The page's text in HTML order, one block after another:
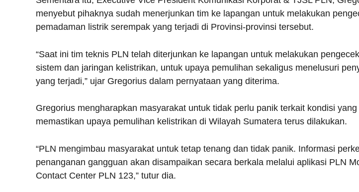
menyebut pihaknya sudah menerjunkan tim ke lapangan untuk melakukan
pemadaman listrik serempak yang terjadi di Provinsi-provinsi tersebut.
“Saat ini tim teknis PLN telah diterjunkan ke lapangan untuk melakukan
sistem dan jaringan kelistrikan, untuk upaya pemulihan sekaligus menelusuri
yang terjadi,” ujar Gregorius dalam pernyataan yang diterima.
Gregorius mengharapkan masyarakat untuk tidak perlu panik terkait kondisi
memastikan upaya pemulihan kelistrikan di Wilayah Sumatera terus dilakukan.
“PLN mengimbau masyarakat untuk tetap tenang dan tidak panik. Informasi
penanganan gangguan akan disampaikan secara berkala melalui aplikasi PLN
Contact Center PLN 123,” tutur dia.